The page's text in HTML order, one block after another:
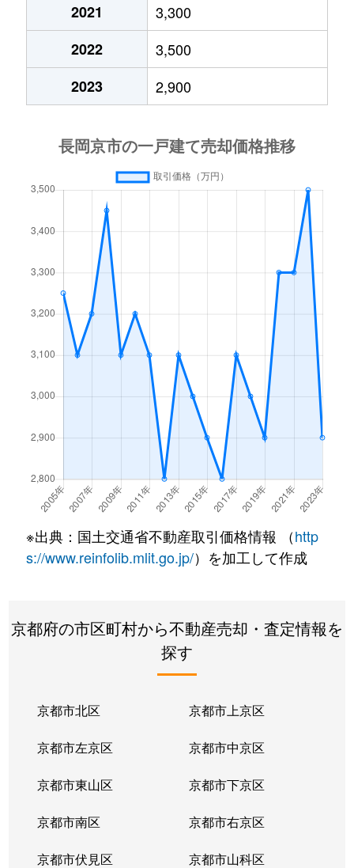
2021
3,300
2022
3,500
2023
2,900
※出典：国土交通省不動産取引価格情報 （http
s://www.reinfolib.mlit.go.jp/）を加工して作成
京都府の市区町村から不動産売却・査定情報を
探す
京都市北区 京都市上京区
京都市左京区 京都市中京区
京都市東山区 京都市下京区
京都市南区 京都市右京区
京都市伏見区 京都市山科区